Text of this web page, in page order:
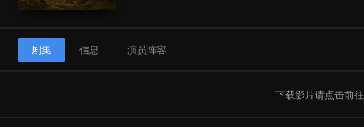
剧集 信息 演员阵容
下载影片请点击前往